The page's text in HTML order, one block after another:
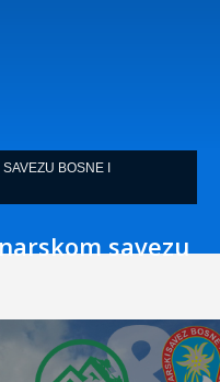
BOSNE I
savezu